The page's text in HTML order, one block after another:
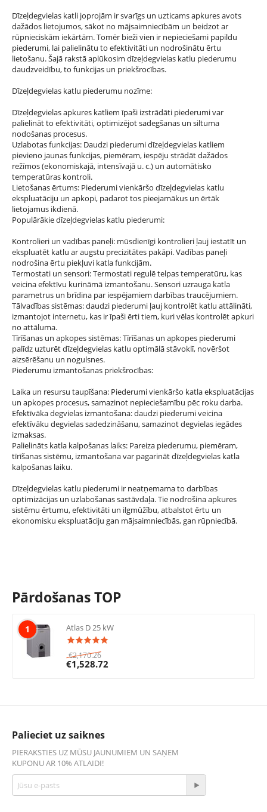
Dīzeļdegvielas katli joprojām ir svarīgs un uzticams apkures avots
dažādos lietojumos, sākot no mājsaimniecībām un beidzot ar
rūpnieciskām iekārtām. Tomēr bieži vien ir nepieciešami papildu
piederumi, lai palielinātu to efektivitāti un nodrošinātu ērtu
lietošanu. Šajā rakstā aplūkosim dīzeļdegvielas katlu piederumu
daudzveidību, to funkcijas un priekšrocības.
Dīzeļdegvielas katlu piederumu nozīme:
Dīzeļdegvielas apkures katliem īpaši izstrādāti piederumi var
palielināt to efektivitāti, optimizējot sadegšanas un siltuma
nodošanas procesus.
Uzlabotas funkcijas: Daudzi piederumi dīzeļdegvielas katliem
pievieno jaunas funkcijas, piemēram, iespēju strādāt dažādos
režīmos (ekonomiskajā, intensīvajā u. c.) un automātisko
temperatūras kontroli.
Lietošanas ērtums: Piederumi vienkāršo dīzeļdegvielas katlu
ekspluatāciju un apkopi, padarot tos pieejamākus un ērtāk
lietojamus ikdienā.
Populārākie dīzeļdegvielas katlu piederumi:
Kontrolieri un vadības paneļi: mūsdienīgi kontrolieri ļauj iestatīt un
ekspluatēt katlu ar augstu precizitātes pakāpi. Vadības paneļi
nodrošina ērtu piekļuvi katla funkcijām.
Termostati un sensori: Termostati regulē telpas temperatūru, kas
veicina efektīvu kurināmā izmantošanu. Sensori uzrauga katla
parametrus un brīdina par iespējamiem darbības traucējumiem.
Tālvadības sistēmas: daudzi piederumi ļauj kontrolēt katlu attālināti,
izmantojot internetu, kas ir īpaši ērti tiem, kuri vēlas kontrolēt apkuri
no attāluma.
Tīrīšanas un apkopes sistēmas: Tīrīšanas un apkopes piederumi
palīdz uzturēt dīzeļdegvielas katlu optimālā stāvoklī, novēršot
aizsērēšanu un nogulsnes.
Piederumu izmantošanas priekšrocības:
Laika un resursu taupīšana: Piederumi vienkāršo katla ekspluatācijas
un apkopes procesus, samazinot nepieciešamību pēc roku darba.
Efektīvāka degvielas izmantošana: daudzi piederumi veicina
efektīvāku degvielas sadedzināšanu, samazinot degvielas iegādes
izmaksas.
Palielināts katla kalpošanas laiks: Pareiza piederumu, piemēram,
tīrīšanas sistēmu, izmantošana var pagarināt dīzeļdegvielas katla
kalpošanas laiku.
Dīzeļdegvielas katlu piederumi ir neatņemama to darbības
optimizācijas un uzlabošanas sastāvdaļa. Tie nodrošina apkures
sistēmu ērtumu, efektivitāti un ilgmūžību, atbalstot ērtu un
ekonomisku ekspluatāciju gan mājsaimniecībās, gan rūpniecībā.
Pārdošanas TOP
1 Atlas D 25 kW
€2,170.26
€1,528.72
Palieciet uz saiknes
PIERAKSTIES UZ MŪSU JAUNUMIEM UN SAŅEM
KUPONU AR 10% ATLAIDI!